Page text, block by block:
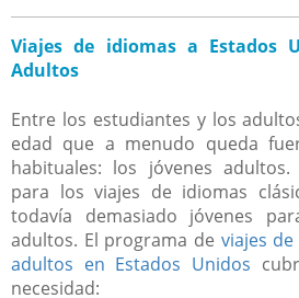
Viajes de idiomas a Estados
Adultos
Entre los estudiantes y los
edad que a menudo queda
habituales: los jóvenes adultos.
para los viajes de idiomas
todavía demasiado jóvenes
adultos. El programa de viajes
adultos en Estados Unidos
necesidad: